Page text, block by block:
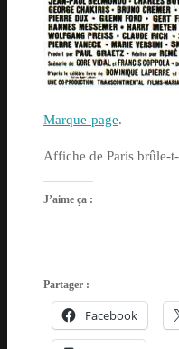
Marque-page.
Affiche de Paris brûle-
J’aime ça :
Partager :
Facebook